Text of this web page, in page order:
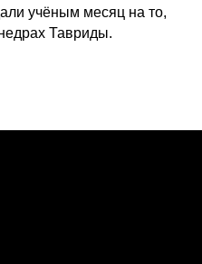
учёным месяц на то,
Тавриды.